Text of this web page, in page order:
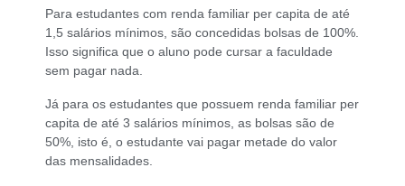
Para estudantes com renda familiar per capita de até
1,5 salários mínimos, são concedidas bolsas de 100%.
Isso significa que o aluno pode cursar a faculdade
sem pagar nada.
Já para os estudantes que possuem renda familiar per
capita de até 3 salários mínimos, as bolsas são de
50%, isto é, o estudante vai pagar metade do valor
das mensalidades.